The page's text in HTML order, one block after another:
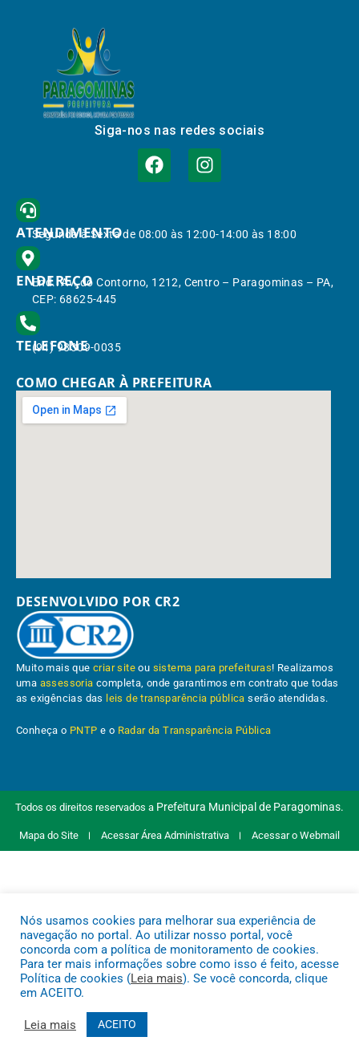
Siga-nos nas redes sociais
ATENDIMENTO
Segunda à Sexta de 08:00 às 12:00-14:00 às 18:00
ENDEREÇO
End.: Av. do Contorno, 1212, Centro – Paragominas – PA,
CEP: 68625-445
TELEFONE
(91) 98309-0035
COMO CHEGAR À PREFEITURA
DESENVOLVIDO POR CR2
Muito mais quecriar site ou sistema para prefeituras! Realizamos
uma assessoria completa, onde garantimos em contrato que todas
as exigências das leis de transparência pública serão atendidas.
Conheça o PNTP e o Radar da Transparência Pública
Todos os direitos reservados a Prefeitura Municipal de Paragominas.
Mapa do Site Acessar Área Administrativa Acessar o Webmail
Nós usamos cookies para melhorar sua experiência de
navegação no portal. Ao utilizar nosso portal, você
concorda com a política de monitoramento de cookies.
Para ter mais informações sobre como isso é feito, acesse
Política de cookies (Leia mais). Se você concorda, clique
em ACEITO.
Leia mais ACEITO